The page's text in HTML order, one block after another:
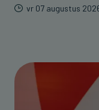
vr 07 augustus